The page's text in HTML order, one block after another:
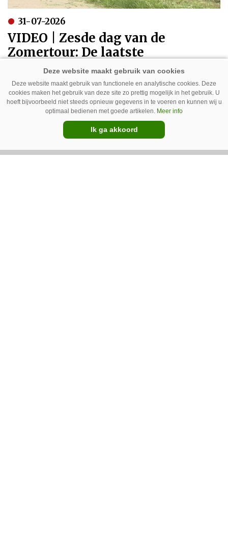
31-07-2026
VIDEO | Zesde dag van de
Zomertour: De laatste
kilometers naar Polen
Deze website maakt gebruik van functionele en analytische cookies. Deze
cookies maken het gebruik van deze site zo prettig mogelijk in het gebruik. U
hoeft bijvoorbeeld niet steeds opnieuw gegevens in te voeren en kunnen wij u
optimaal bedienen met goede artikelen. Meer info
Ik ga akkoord